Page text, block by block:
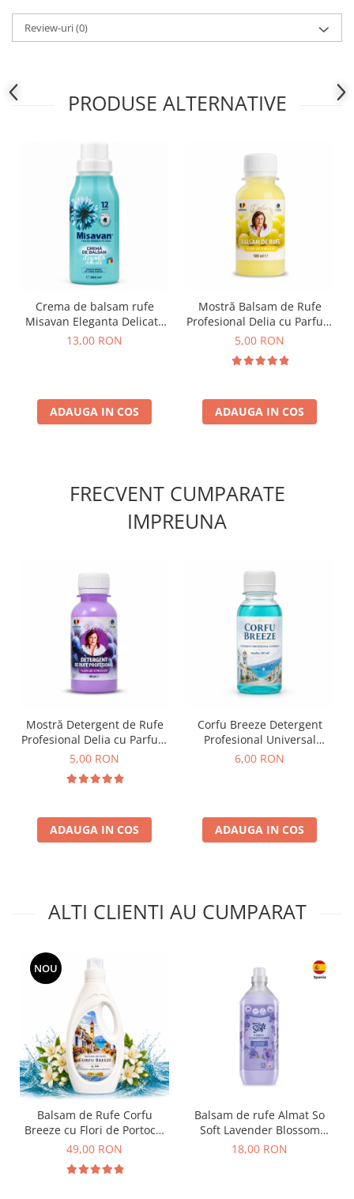
Review-uri(0)
PRODUSE ALTERNATIVE
Crema de balsam rufe
Misavan Eleganta Delicata
300 ml
13,00 RON
ADAUGA IN COS
Mostră Balsam de Rufe
Profesional Delia cu Parfum
de Flori de Struguri 100 ml
5,00 RON
ADAUGA IN COS
FRECVENT CUMPARATE
IMPREUNA
Mostră Detergent de Rufe
Profesional Delia cu Parfum
de Flori de Struguri 100 ml
5,00 RON
ADAUGA IN COS
Corfu Breeze Detergent
Profesional Universal
Mostră 100 ml
6,00 RON
ADAUGA IN COS
ALTI CLIENTI AU CUMPARAT
NOU
Balsam de Rufe Corfu
Breeze cu Flori de Portocal
by Delia 2L
49,00 RON
Balsam de rufe Almat So
Soft Lavender Blossom
Spania 1,26L
18,00 RON